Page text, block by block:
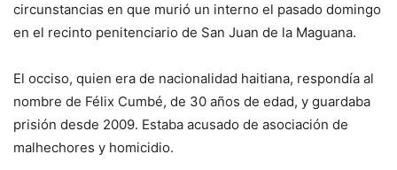
circunstancias en que murió un interno el pasado domingo
en el recinto penitenciario de San Juan de la Maguana.
El occiso, quien era de nacionalidad haitiana, respondía al
nombre de Félix Cumbé, de 30 años de edad, y guardaba
prisión desde 2009. Estaba acusado de asociación de
malhechores y homicidio.